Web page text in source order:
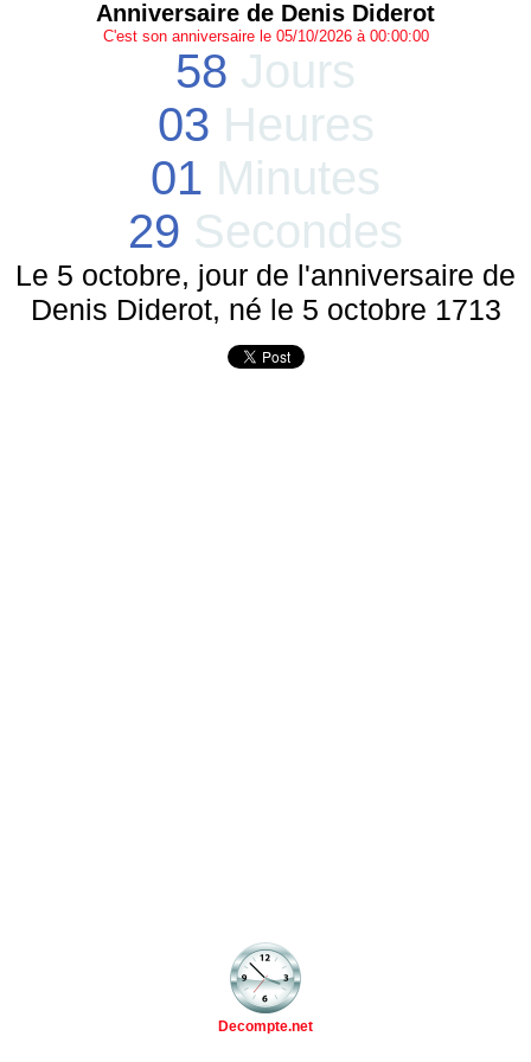
Anniversaire de Denis Diderot
C'est son anniversaire le 05/10/2026 à 00:00:00
58 Jours
03 Heures
01 Minutes
29 Secondes
Le 5 octobre, jour de l'anniversaire de
Denis Diderot, né le 5 octobre 1713
Decompte.net